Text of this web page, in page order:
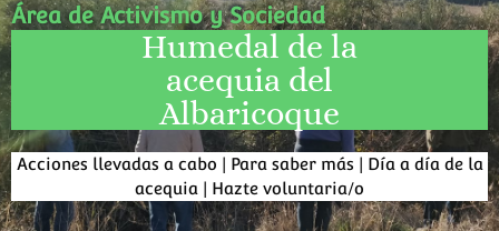
Área de Activismo y Sociedad
Humedal de la
acequia del
Albaricoque
Acciones llevadas a cabo | Para saber más | Día a día de la
acequia | Hazte voluntaria/o